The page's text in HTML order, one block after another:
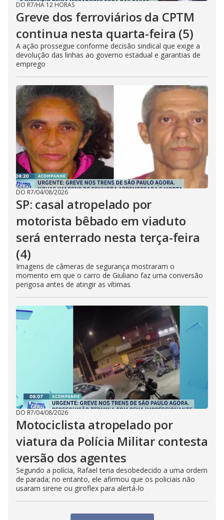
DO R7/HÁ 12 HORAS
Greve dos ferroviários da CPTM
continua nesta quarta-feira (5)
A ação prossegue conforme decisão sindical que exige a
devolução das linhas ao governo estadual e garantias de
emprego
DO R7/04/08/2026
SP: casal atropelado por
motorista bêbado em viaduto
será enterrado nesta terça-feira
(4)
Imagens de câmeras de segurança mostraram o
momento em que o carro de Giuliano faz uma conversão
perigosa antes de atingir as vítimas
DO R7/04/08/2026
Motociclista atropelado por
viatura da Polícia Militar contesta
versão dos agentes
Segundo a polícia, Rafael teria desobedecido a uma ordem
de parada; no entanto, ele afirmou que os policiais não
usaram sirene ou giroflex para alertá-lo